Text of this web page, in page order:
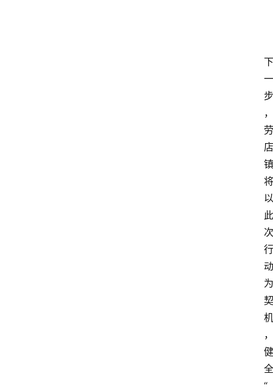
下
一
步
，
劳
店
镇
将
以
此
次
行
动
为
契
机
，
健
全
“